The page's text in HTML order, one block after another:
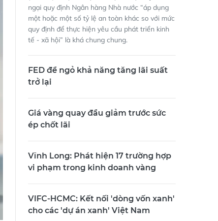
ngại quy định Ngân hàng Nhà nước “áp dụng
một hoặc một số tỷ lệ an toàn khác so với mức
quy định để thực hiện yêu cầu phát triển kinh
tế - xã hội” là khá chung chung.
FED để ngỏ khả năng tăng lãi suất
trở lại
Giá vàng quay đầu giảm trước sức
ép chốt lãi
Vĩnh Long: Phát hiện 17 trường hợp
vi phạm trong kinh doanh vàng
VIFC-HCMC: Kết nối 'dòng vốn xanh'
cho các 'dự án xanh' Việt Nam